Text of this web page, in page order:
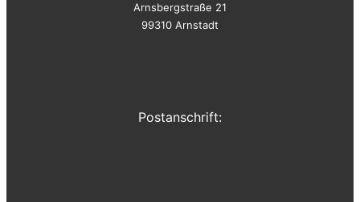
Arnsbergstraße 21
99310 Arnstadt
Postanschrift: